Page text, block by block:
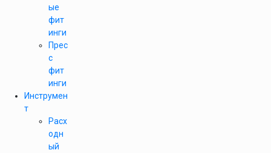
ые
фит
инги
Прес
с
фит
инги
Инструмен
т
Расх
одн
ый